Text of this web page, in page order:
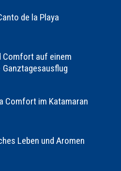
de la Playa
Comfort auf einem
Comfort im Katamaran
Leben und Aromen